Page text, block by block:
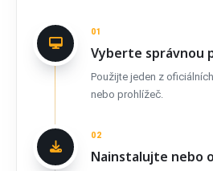
01
Vyberte správnou
Použijte jeden z
nebo prohlížeč.
02
Nainstalujte nebo